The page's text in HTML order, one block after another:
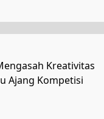
Kreativitas
Ajang Kompetisi